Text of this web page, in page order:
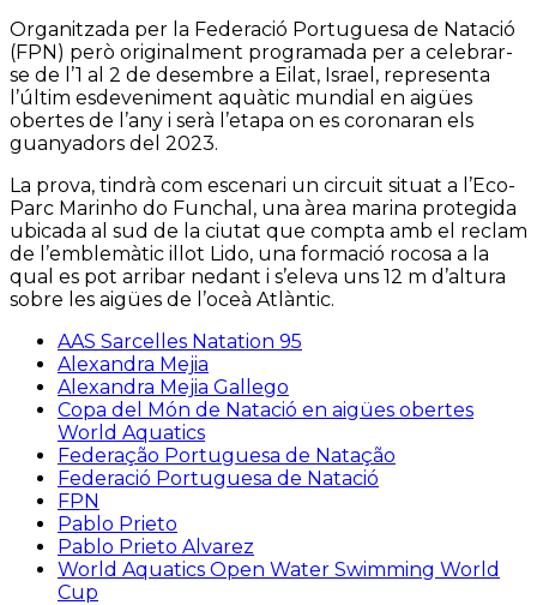
Organitzada per la Federació Portuguesa de Natació
(FPN) però originalment programada per a celebrar-
se de l’1 al 2 de desembre a Eilat, Israel, representa
l’últim esdeveniment aquàtic mundial en aigües
obertes de l’any i serà l’etapa on es coronaran els
guanyadors del 2023.
La prova, tindrà com escenari un circuit situat a l’Eco-
Parc Marinho do Funchal, una àrea marina protegida
ubicada al sud de la ciutat que compta amb el reclam
de l’emblemàtic illot Lido, una formació rocosa a la
qual es pot arribar nedant i s’eleva uns 12 m d’altura
sobre les aigües de l’oceà Atlàntic.
AAS Sarcelles Natation 95
Alexandra Mejia
Alexandra Mejia Gallego
Copa del Món de Natació en aigües obertes
World Aquatics
Federação Portuguesa de Natação
Federació Portuguesa de Natació
FPN
Pablo Prieto
Pablo Prieto Alvarez
World Aquatics Open Water Swimming World
Cup